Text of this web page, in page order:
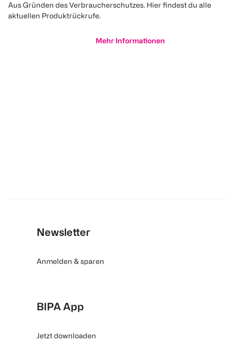
Aus Gründen des Verbraucherschutzes. Hier findest du alle
aktuellen Produktrückrufe.
Mehr Informationen
Newsletter
Anmelden & sparen
BIPA App
Jetzt downloaden